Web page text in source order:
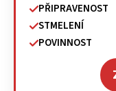
PŘIPRAVENOST
STMELENÍ
POVINNOST